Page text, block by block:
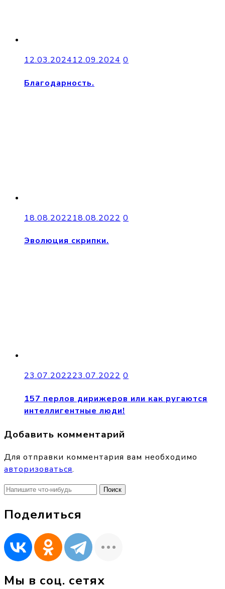
12.03.202412.09.2024 0
Благодарность.
18.08.202218.08.2022 0
Эволюция скрипки.
23.07.202223.07.2022 0
157 перлов дирижеров или как ругаются
интеллигентные люди!
Добавить комментарий
Для отправки комментария вам необходимо
авторизоваться.
Найти:
Поделиться
Мы в соц. сетях